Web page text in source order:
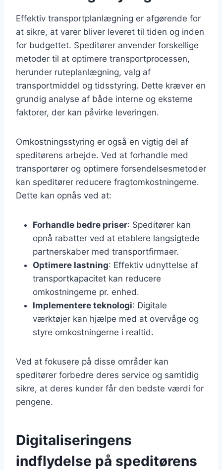
Effektiv transportplanlægning er afgørende for
at sikre, at varer bliver leveret til tiden og inden
for budgettet. Speditører anvender forskellige
metoder til at optimere transportprocessen,
herunder ruteplanlægning, valg af
transportmiddel og tidsstyring. Dette kræver en
grundig analyse af både interne og eksterne
faktorer, der kan påvirke leveringen.
Omkostningsstyring er også en vigtig del af
speditørens arbejde. Ved at forhandle med
transportører og optimere forsendelsesmetoder
kan speditører reducere fragtomkostningerne.
Dette kan opnås ved at:
Forhandle bedre priser: Speditører kan
opnå rabatter ved at etablere langsigtede
partnerskaber med transportfirmaer.
Optimere lastning: Effektiv udnyttelse af
transportkapacitet kan reducere
omkostningerne pr. enhed.
Implementere teknologi: Digitale
værktøjer kan hjælpe med at overvåge og
styre omkostningerne i realtid.
Ved at fokusere på disse områder kan
speditører forbedre deres service og samtidig
sikre, at deres kunder får den bedste værdi for
pengene.
Digitaliseringens
indflydelse på speditørens